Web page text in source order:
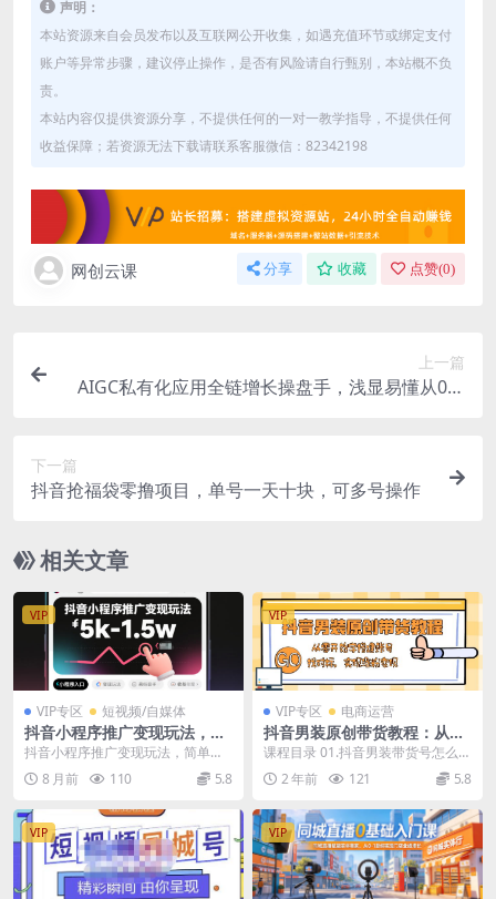
声明：
本站资源来自会员发布以及互联网公开收集，如遇充值环节或绑定支付
账户等异常步骤，建议停止操作，是否有风险请自行甄别，本站概不负
责。
本站内容仅提供资源分享，不提供任何的一对一教学指导，不提供任何
收益保障；若资源无法下载请联系客服微信：82342198
网创云课 分享 收藏 点赞(0)
上一篇
AIGC私有化应用全链增长操盘手，浅显易懂从0开
下一篇
抖音抢福袋零撸项目，单号一天十块，可多号操作
相关文章
VIP
VIP专区 短视频/自媒体
抖音小程序推广变现玩法，简
单好操作，多种热门实战玩
法，月收入稳定在5k-1.5w
抖音小程序推广变现玩法，简单好
操作，多种热门实战玩法，月收入
稳定在5k-1.5w...
8 月前 110 5.8
VIP
VIP专区 电商运营
抖音男装原创带货教程：从零
开始学搭建账号，找对标，实
现涨粉变现
课程目录 01.抖音男装带货号怎么
做.mp4 02.账号搭建和养号流程.m
p4 ...2 年前 121 5.8
VIP VIP